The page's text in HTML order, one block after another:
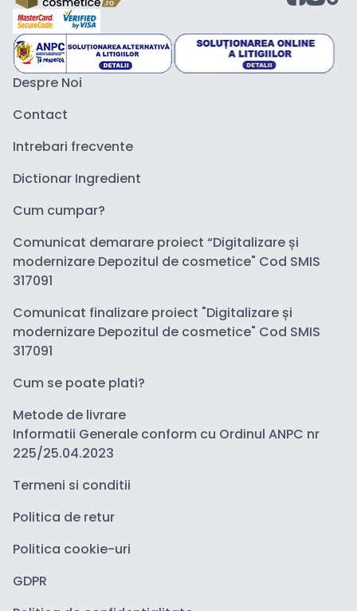
Despre Noi
Contact
Intrebari frecvente
Dictionar Ingredient
Cum cumpar?
Comunicat demarare proiect “Digitalizare și
modernizare Depozitul de cosmetice" Cod SMIS
317091
Comunicat finalizare proiect "Digitalizare și
modernizare Depozitul de cosmetice" Cod SMIS
317091
Cum se poate plati?
Metode de livrare
Informatii Generale conform cu Ordinul ANPC nr
225/25.04.2023
Termeni si conditii
Politica de retur
Politica cookie-uri
GDPR